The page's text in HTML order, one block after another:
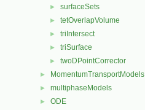
► surfaceSets
► tetOverlapVolume
► triIntersect
► triSurface
► twoDPointCorrector
► MomentumTransportModels
► multiphaseModels
► ODE